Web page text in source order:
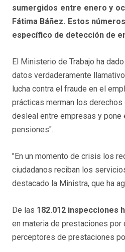
sumergidos entre enero y
Fátima Báñez. Estos
específico de detección de
El Ministerio de Trabajo ha
datos verdaderamente
lucha contra el fraude en el
prácticas merman los
desleal entre empresas y
pensiones".
"En un momento de crisis los
ciudadanos reciban los
destacado la Ministra, que ha
De las 182.012 inspecciones
en materia de prestaciones
perceptores de prestaciones